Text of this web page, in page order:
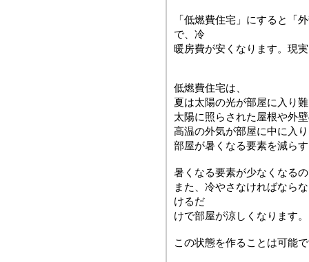
「低燃費住宅」にすると「
で、冷
暖房費が安くなります。現
低燃費住宅は、
夏は太陽の光が部屋に入り
太陽に照らされた屋根や外
高温の外気が部屋に中に入
部屋が暑くなる要素を減ら
暑くなる要素が少なくなる
また、冷やさなければなら
けるだ
けで部屋が涼しくなります。
この状態を作ることは可能